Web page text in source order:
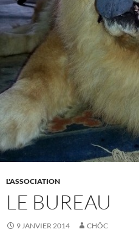
L'ASSOCIATION
LE BUREAU
9 JANVIER 2014 CHÔC